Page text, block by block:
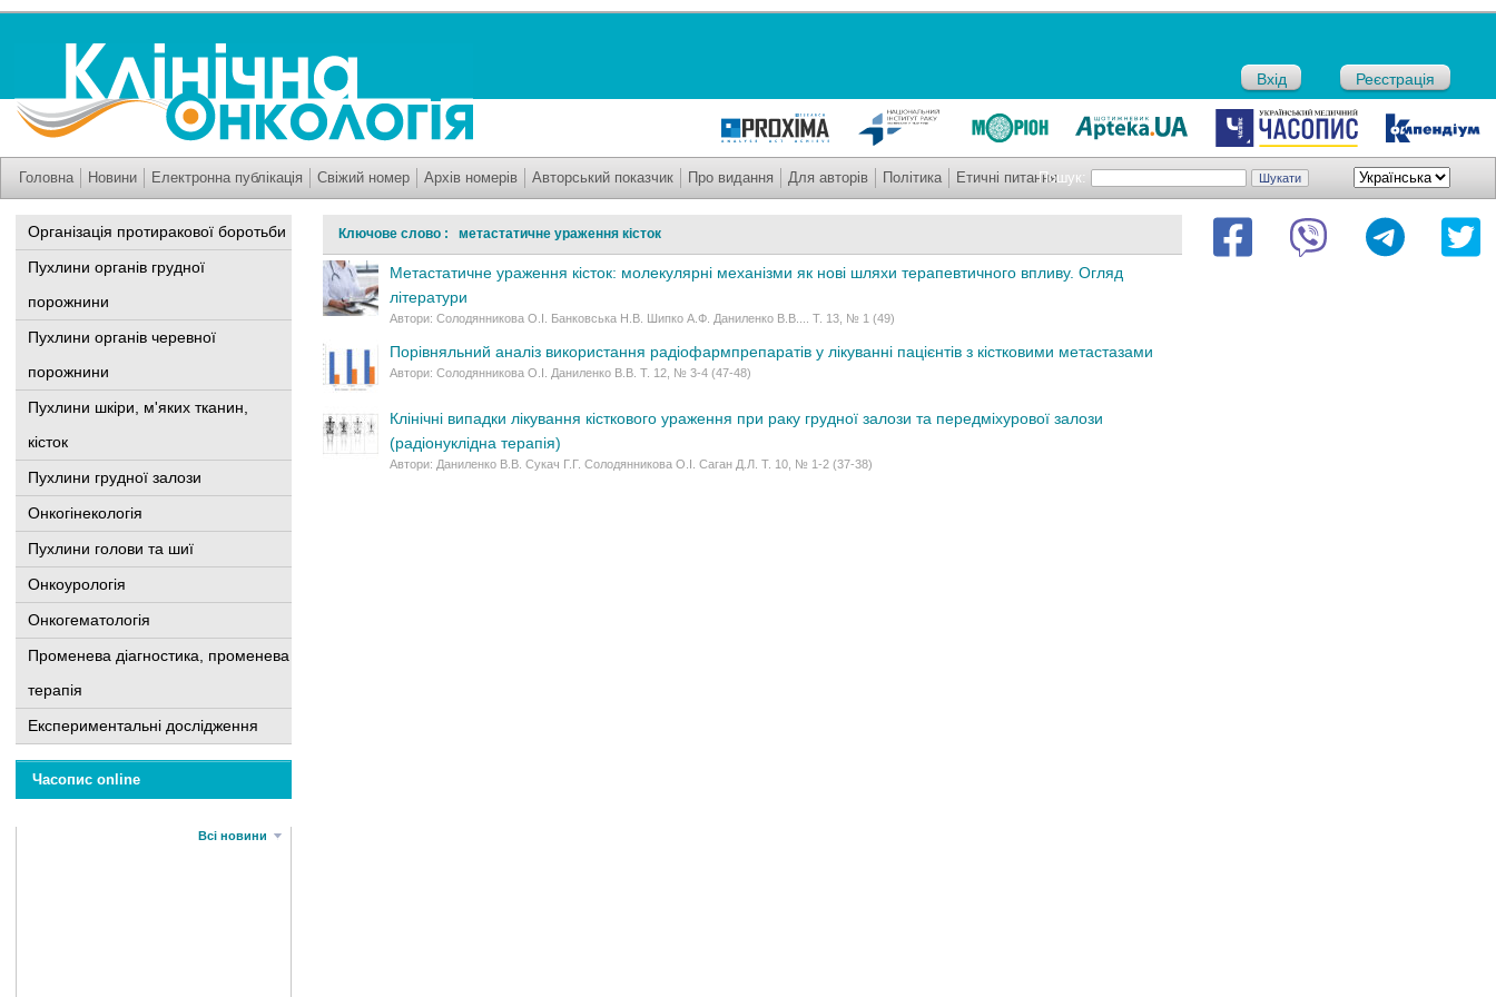
Вхід Реєстрація
Пошук:
Головна Новини Електронна публікація Свіжий номер Архів номерів Авторський показчик Про видання Для авторів Політика Етичні питання
Організація протиракової боротьби
Пухлини органів грудної
порожнини
Пухлини органів черевної
порожнини
Пухлини шкіри, м'яких тканин,
кісток
Пухлини грудної залози
Онкогінекологія
Пухлини голови та шиї
Онкоурологія
Онкогематологія
Променева діагностика, променева
терапія
Експериментальні дослідження
Часопис online
Всі новини
Ключове слово : метастатичне ураження кісток
Метастатичне ураження кісток: молекулярні механізми як нові шляхи терапевтичного впливу. Огляд
літератури
Автори: Солодянникова О.І. Банковська Н.В. Шипко А.Ф. Даниленко В.В.... Т. 13, № 1 (49)
Порівняльний аналіз використання радіофармпрепаратів у лікуванні пацієнтів з кістковими метастазами
Автори: Солодянникова О.І. Даниленко В.В. Т. 12, № 3-4 (47-48)
Клінічні випадки лікування кісткового ураження при раку грудної залози та передміхурової залози
(радіонуклідна терапія)
Автори: Даниленко В.В. Сукач Г.Г. Солодянникова О.І. Саган Д.Л. Т. 10, № 1-2 (37-38)